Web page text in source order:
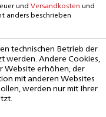
und Versandkosten und
anders beschrieben
technischen Betrieb der
werden. Andere Cookies,
Website erhöhen, der
mit anderen Websites
werden nur mit Ihrer